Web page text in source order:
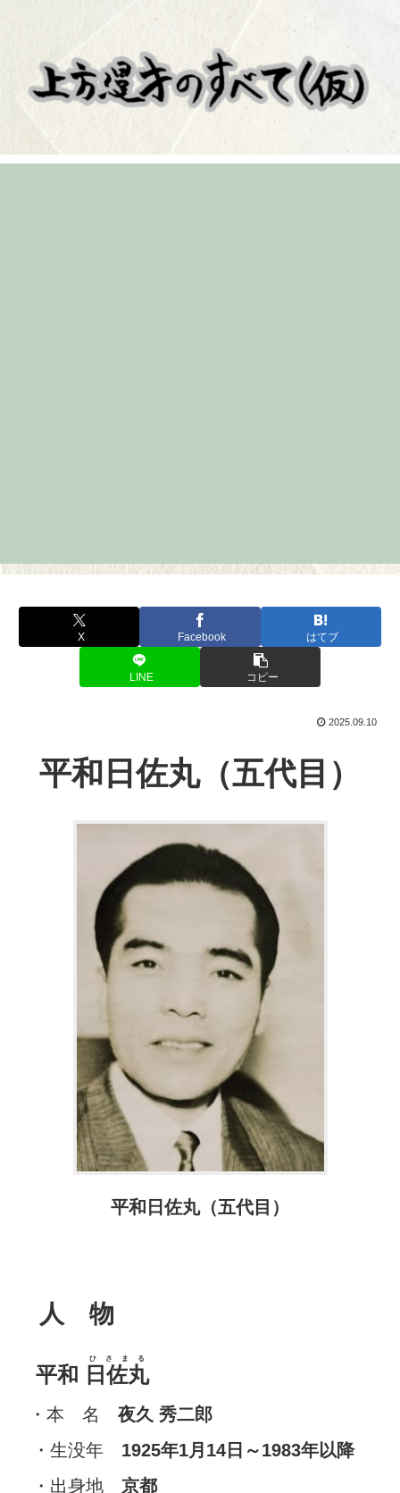
X Facebook はてブ
LINE コピー
2025.09.10
平和日佐丸（五代目）
平和日佐丸（五代目）
人 物
平和 日佐丸
ひさまる
・本 名 夜久 秀二郎
・生没年 1925年1月14日～1983年以降
・出身地 京都